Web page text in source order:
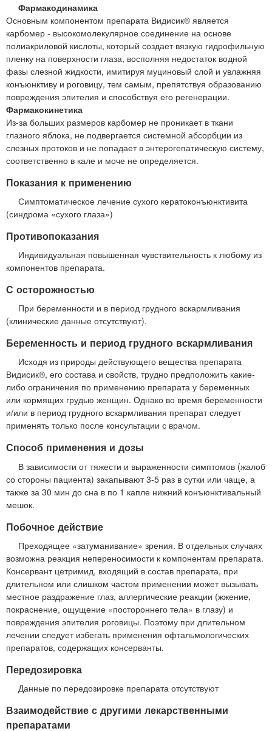
Фармакодинамика
Основным компонентом препарата Видисик® является
карбомер - высокомолекулярное соединение на основе
полиакриловой кислоты, который создает вязкую гидрофильную
пленку на поверхности глаза, восполняя недостаток водной
фазы слезной жидкости, имитируя муциновый слой и увлажняя
конъюнктиву и роговицу, тем самым, препятствуя образованию
повреждения эпителия и способствуя его регенерации.
Фармакокинетика
Из-за больших размеров карбомер не проникает в ткани
глазного яблока, не подвергается системной абсорбции из
слезных протоков и не попадает в энтерогепатическую систему,
соответственно в кале и моче не определяется.
Показания к применению
Симптоматическое лечение сухого кератоконъюнктивита
(синдрома «сухого глаза»)
Противопоказания
Индивидуальная повышенная чувствительность к любому из
компонентов препарата.
С осторожностью
При беременности и в период грудного вскармливания
(клинические данные отсутствуют).
Беременность и период грудного вскармливания
Исходя из природы действующего вещества препарата
Видисик®, его состава и свойств, трудно предположить какие-
либо ограничения по применению препарата у беременных
или кормящих грудью женщин. Однако во время беременности
и/или в период грудного вскармливания препарат следует
применять только после консультации с врачом.
Способ применения и дозы
В зависимости от тяжести и выраженности симптомов (жалоб
со стороны пациента) закапывают 3-5 раз в сутки или чаще, а
также за 30 мин до сна в по 1 капле нижний конъюнктивальный
мешок.
Побочное действие
Преходящее «затуманивание» зрения. В отдельных случаях
возможна реакция непереносимости к компонентам препарата.
Консервант цетримид, входящий в состав препарата, при
длительном или слишком частом применении может вызывать
местное раздражение глаз, аллергические реакции (жжение,
покраснение, ощущение «постороннего тела» в глазу) и
повреждения эпителия роговицы. Поэтому при длительном
лечении следует избегать применения офтальмологических
препаратов, содержащих консерванты.
Передозировка
Данные по передозировке препарата отсутствуют
Взаимодействие с другими лекарственными
препаратами